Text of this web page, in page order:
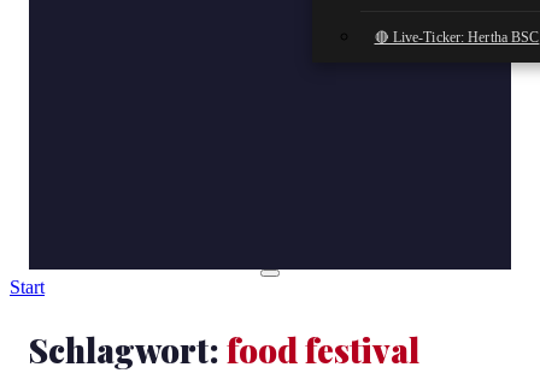
🔴 Live-Ticker: Hertha BSC
Start
Schlagwort:food festival